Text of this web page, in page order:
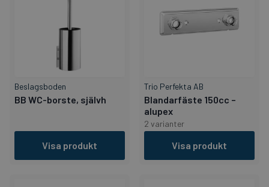
Beslagsboden
BB WC-borste, självh
Visa produkt
Trio Perfekta AB
Blandarfäste 150cc –
alupex
2 varianter
Visa produkt